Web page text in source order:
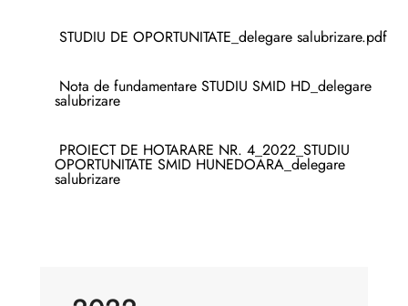
STUDIU DE OPORTUNITATE_delegare salubrizare.pdf
Nota de fundamentare STUDIU SMID HD_delegare
salubrizare
PROIECT DE HOTARARE NR. 4_2022_STUDIU
OPORTUNITATE SMID HUNEDOARA_delegare
salubrizare